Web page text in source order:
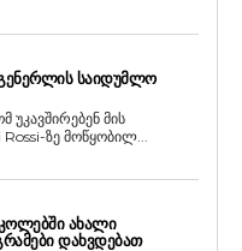
ᲡᲐᲘᲓᲣᲛᲚᲝ
მის
ზე მოწყობილ...
ᲐᲮᲐᲚᲘ
ᲓᲐᲮᲕᲓᲔᲑᲐᲗ